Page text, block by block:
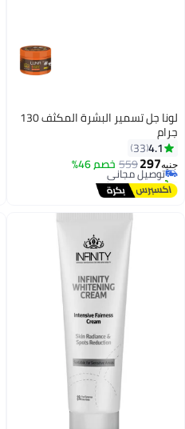
لونا جل تسمير البشرة المكثف 130
جرام
4.1
33
جنيه297
559 خصم 46%توصيل مجاني
تم بيع +40 مؤخرًا
توصيل مجاني